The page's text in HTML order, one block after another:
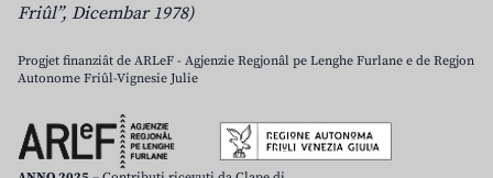
Friûl”, Dicembar 1978)
Progjet finanziât de ARLeF - Agjenzie Regjonâl pe Lenghe Furlane e de Regjon
Autonome Friûl-Vignesie Julie